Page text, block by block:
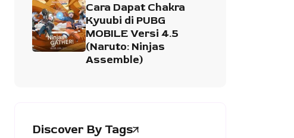
Cara Dapat Chakra
Kyuubi di PUBG
MOBILE Versi 4.5
(Naruto: Ninjas
Assemble)
Discover By Tags